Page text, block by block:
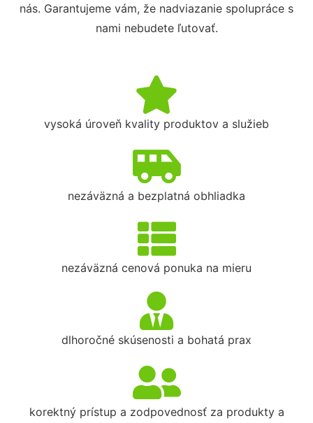
nás. Garantujeme vám, že nadviazanie spolupráce s
nami nebudete ľutovať.
vysoká úroveň kvality produktov a služieb
nezáväzná a bezplatná obhliadka
nezáväzná cenová ponuka na mieru
dlhoročné skúsenosti a bohatá prax
korektný prístup a zodpovednosť za produkty a